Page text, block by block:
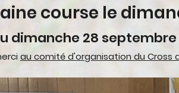
course le
dimanche 28 septembre
au comité d'organisation du Cross